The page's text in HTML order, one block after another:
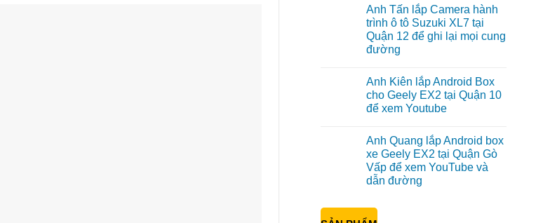
Android
box
Geely
EX2
tại
Quận
cấp
giải
trí
bình
luận
ở
Chú
Bảy
độ
ô
tô
cho
Ford
Thủ
Đức
cần
ánh
sáng
tốt
Anh Tấn lắp Camera hành
trình ô tô Suzuki XL7 tại
Quận 12 để ghi lại mọi cung
đường
bình
luận
ở
Anh
Camera
hành
trình
ô
tô
Suzuki
Quận
12
Anh Kiên lắp Android Box
cho Geely EX2 tại Quận 10
để xem Youtube
bình
luận
ở
Anh
Kiên
lắp
cho
Anh Quang lắp Android box
xe Geely EX2 tại Quận Gò
Vấp để xem YouTube và
dẫn đường
bình